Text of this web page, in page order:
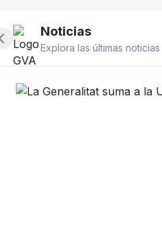
Ocultar panel lateral
Noticias
Explora las últimas noticias